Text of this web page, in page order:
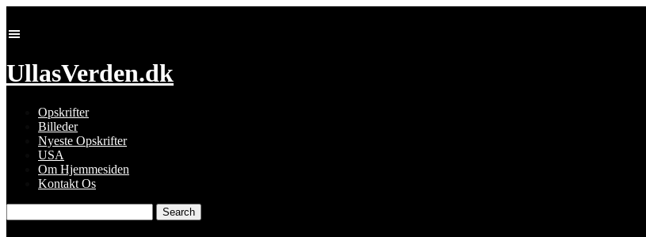
content
UllasVerden.dk
Opskrifter
Billeder
Nyeste Opskrifter
USA
Om Hjemmesiden
Kontakt Os
for: